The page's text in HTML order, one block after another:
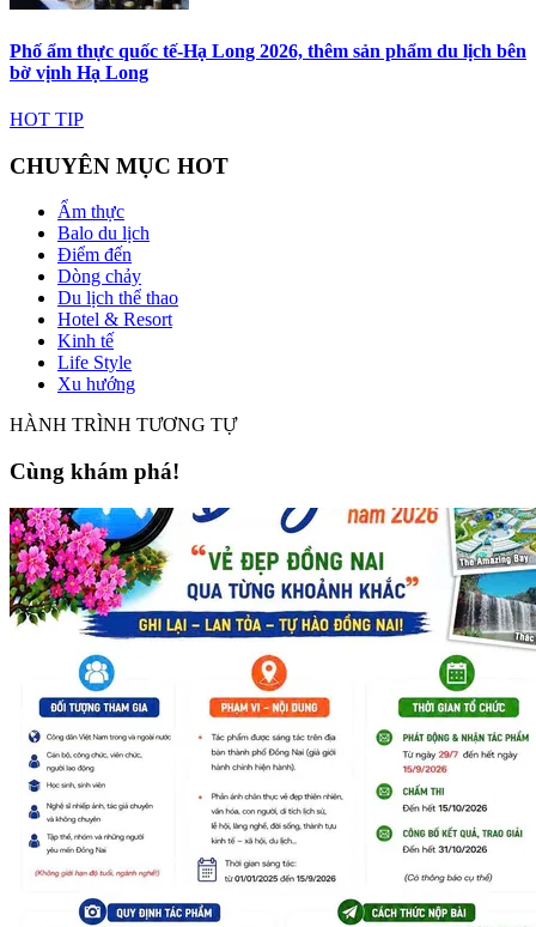
Phố ẩm thực quốc tế-Hạ Long 2026, thêm sản phẩm du lịch bên
bờ vịnh Hạ Long
HOT TIP
CHUYÊN MỤC HOT
Ẩm thực
Balo du lịch
Điểm đến
Dòng chảy
Du lịch thể thao
Hotel & Resort
Kinh tế
Life Style
Xu hướng
HÀNH TRÌNH TƯƠNG TỰ
Cùng khám phá!